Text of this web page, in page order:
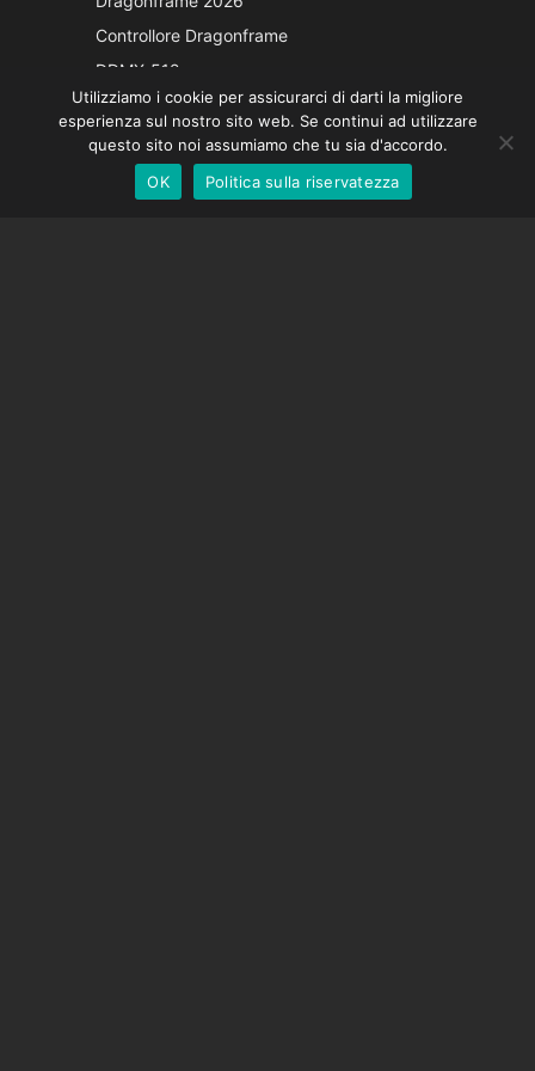
Controllore Dragonframe
DDMX-512
DMC-32
Cappuccio di correzione EOS LV
Utilizziamo i cookie per assicurarci di darti la migliore
esperienza sul nostro sito web. Se continui ad utilizzare
questo sito noi assumiamo che tu sia d'accordo.
OK
Politica sulla riservatezza
Italian
English
German